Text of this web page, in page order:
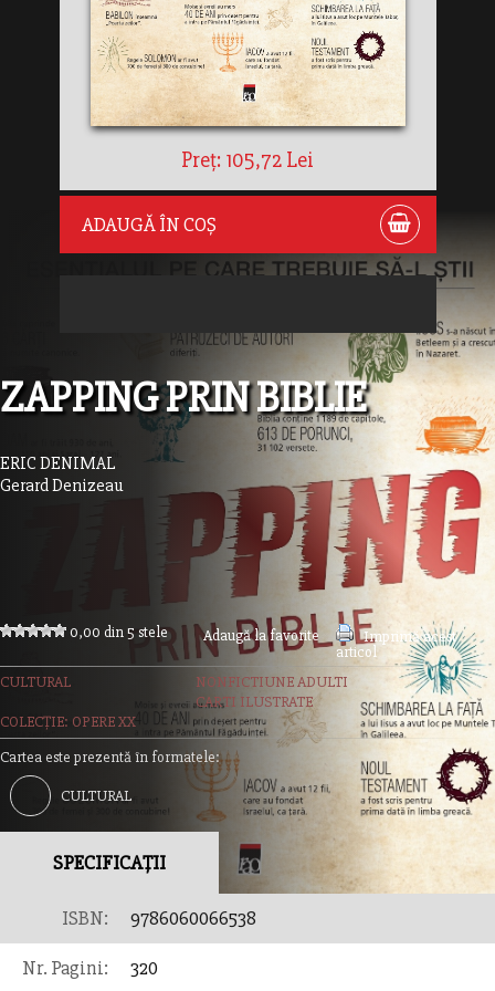
Preț: 105,72 Lei
ADAUGĂ ÎN COȘ
ZAPPING PRIN BIBLIE
ERIC DENIMAL
Gerard Denizeau
0,00 din 5 stele Adaugă la favorite
Imprimă acest
articol
CULTURAL
NONFICTIUNE ADULTI
CARTI ILUSTRATE
COLECȚIE: OPERE XX
Cartea este prezentă în formatele:
CULTURAL
SPECIFICAȚII
ISBN: 9786060066538
Nr. Pagini: 320